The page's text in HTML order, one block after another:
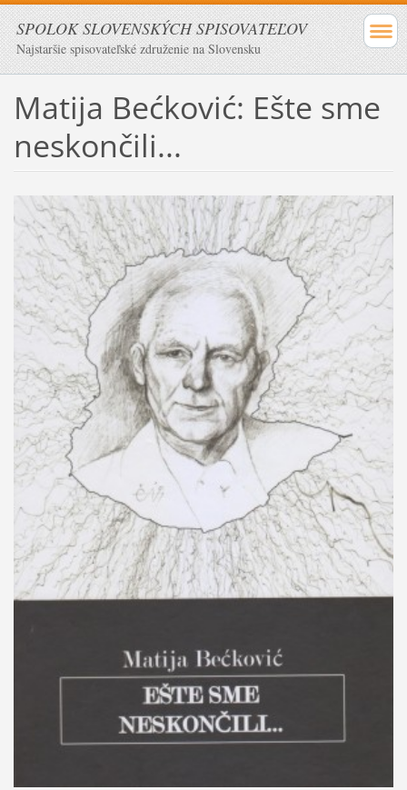
SPOLOK SLOVENSKÝCH SPISOVATEĽOV
Najstaršie spisovateľské združenie na Slovensku
Matija Bećković: Ešte sme
neskončili...